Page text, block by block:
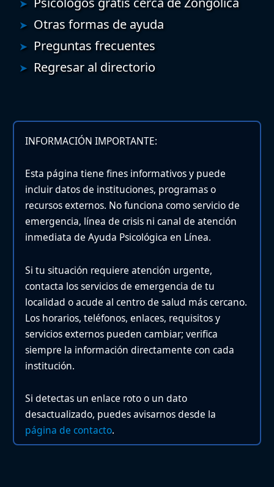
Otras formas de ayuda
Preguntas frecuentes
Regresar al directorio
INFORMACIÓN IMPORTANTE:
Esta página tiene fines informativos y puede
incluir datos de instituciones, programas o
recursos externos. No funciona como servicio de
emergencia, línea de crisis ni canal de atención
inmediata de Ayuda Psicológica en Línea.
Si tu situación requiere atención urgente,
contacta los servicios de emergencia de tu
localidad o acude al centro de salud más cercano.
Los horarios, teléfonos, enlaces, requisitos y
servicios externos pueden cambiar; verifica
siempre la información directamente con cada
institución.
Si detectas un enlace roto o un dato
desactualizado, puedes avisarnos desde la
página de contacto.